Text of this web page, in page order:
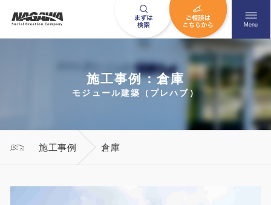
メニュ
Menu
お問い合わせはこちら
0120-09-9663
営業時間AM 9:00〜PM6:00
施工事例：倉庫
モジュール建築（プレハブ）
施工事例 倉庫